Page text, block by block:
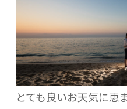
とても良いお天気に恵